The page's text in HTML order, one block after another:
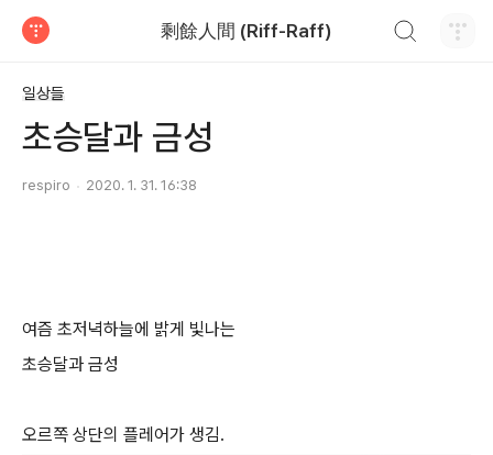
剩餘人間 (Riff-Raff)
일상들
초승달과 금성
respiro 2020. 1. 31. 16:38
여즘 초저녁하늘에 밝게 빛나는
초승달과 금성
오르쪽 상단의 플레어가 생김.